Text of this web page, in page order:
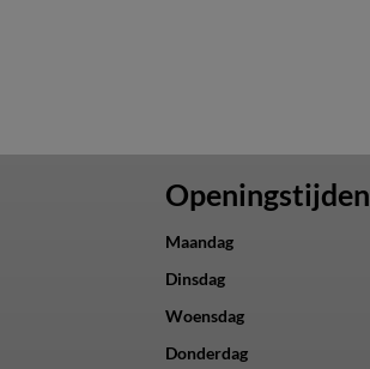
Openingstijden
Maandag
Dinsdag
Woensdag
Donderdag